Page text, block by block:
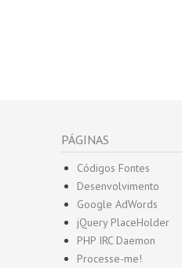
PÁGINAS
Códigos Fontes
Desenvolvimento
Google AdWords
jQuery PlaceHolder
PHP IRC Daemon
Processe-me!